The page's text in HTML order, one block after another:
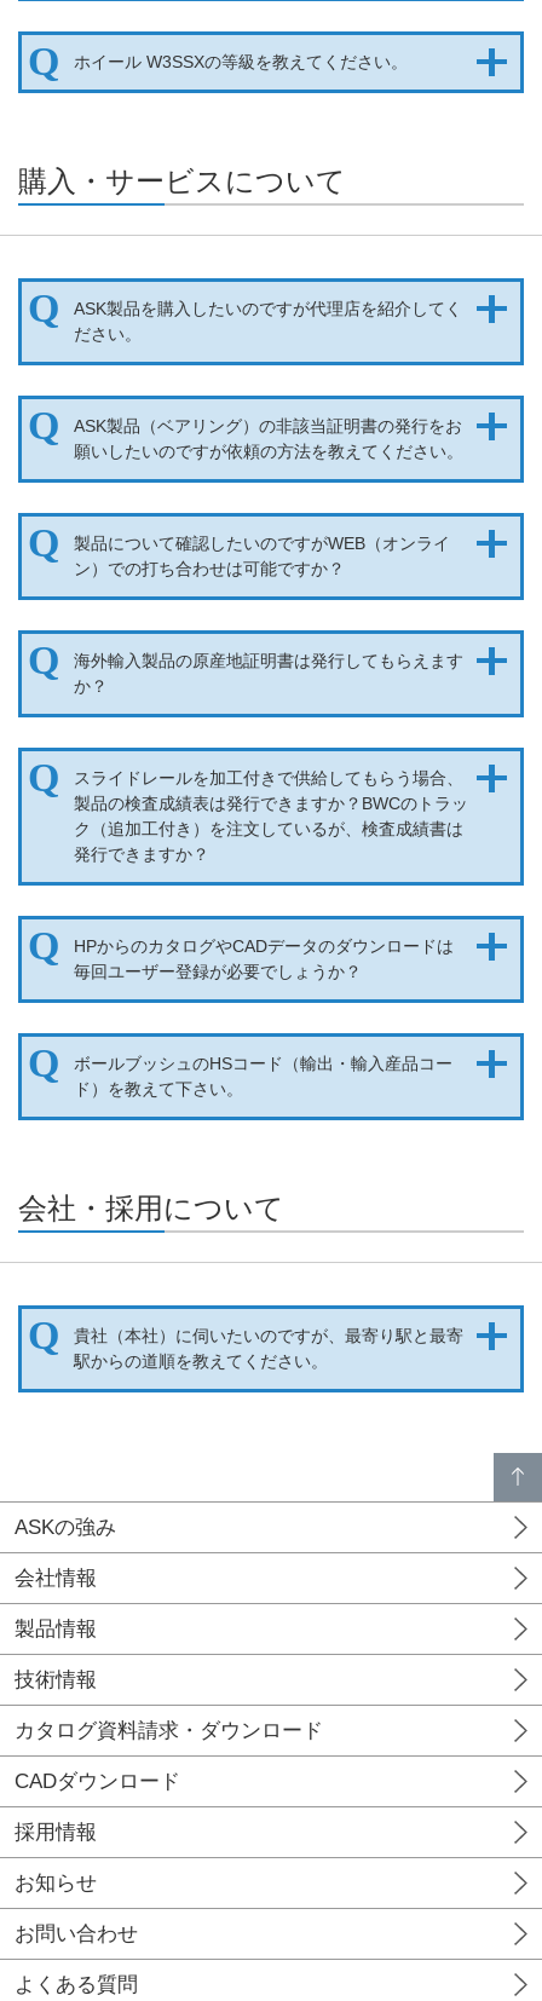
ホイール W3SSXの等級を教えてください。
購入・サービスについて​​
ASK製品を購入したいのですが代理店を紹介してく
ださい。
ASK製品（ベアリング）の非該当証明書の発行をお
願いしたいのですが依頼の方法を教えてください。
製品について確認したいのですがWEB（オンライ
ン）での打ち合わせは可能ですか？
海外輸入製品の原産地証明書は発行してもらえます
か？
スライドレールを加工付きで供給してもらう場合、
製品の検査成績表は発行できますか？BWCのトラッ
ク（追加工付き）を注文しているが、検査成績書は
発行できますか？
HPからのカタログやCADデータのダウンロードは
毎回ユーザー登録が必要でしょうか？
ボールブッシュのHSコード（輸出・輸入産品コー
ド）を教えて下さい。
会社・採用について​​
貴社（本社）に伺いたいのですが、最寄り駅と最寄
駅からの道順を教えてください。
pagetop
ASKの強み
会社情報
製品情報
技術情報
カタログ資料請求・ダウンロード
CADダウンロード
採用情報
お知らせ
お問い合わせ
よくある質問